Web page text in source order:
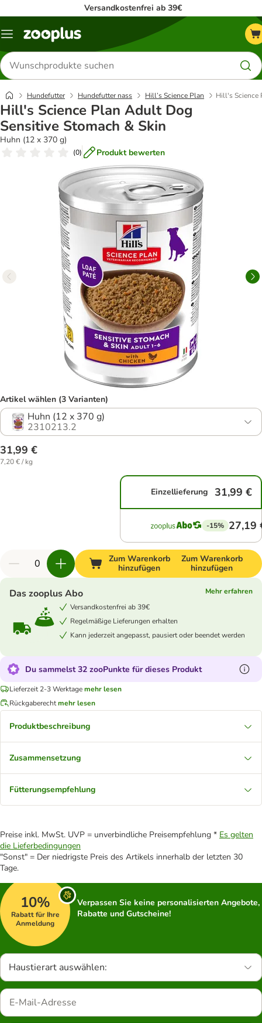
Versandkostenfrei ab 39€
Menü
Produkte
suchen
Hundefutter Hundefutter nass Hill’s Science Plan Hill's Science
Hill's Science Plan Adult Dog
Sensitive Stomach & Skin
Huhn (12 x 370 g)
(0) Produkt bewerten
Artikel wählen (3 Varianten)
Huhn (12 x 370 g)
2310213.2
31,99 €
7,20 € / kg
Einzellieferung 31,99 €
-15% 27,19
Zum Warenkorb
hinzufügen
Zum Warenkorb
hinzufügen
Das zooplus Abo
Mehr erfahren
Versandkostenfrei ab 39€
Regelmäßige Lieferungen erhalten
Kann jederzeit angepasst, pausiert oder beendet werden
Du sammelst 32 zooPunkte für dieses Produkt
Lieferzeit 2-3 Werktagemehr lesen
Rückgaberechtmehr lesen
Produktbeschreibung
Zusammensetzung
Fütterungsempfehlung
Preise inkl. MwSt. UVP = unverbindliche Preisempfehlung * Es gelten
die Lieferbedingungen
"Sonst" = Der niedrigste Preis des Artikels innerhalb der letzten 30
Tage.
10%
Rabatt für Ihre
Anmeldung
Verpassen Sie keine personalisierten Angebote,
Rabatte und Gutscheine!
Haustierart auswählen: